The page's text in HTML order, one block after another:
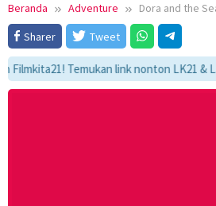
Beranda Adventure
Dora and the
Sharer
Tweet
Temukan link nonton LK21 &